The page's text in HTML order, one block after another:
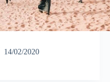
14/02/2020